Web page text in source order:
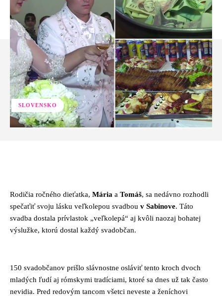
SLOVENSKO
Rodičia ročného dieťatka, Mária a Tomáš, sa nedávno rozhodli
spečaťiť svoju lásku veľkolepou svadbou v Sabinove. Táto
svadba dostala prívlastok „veľkolepá“ aj kvôli naozaj bohatej
výslužke, ktorú dostal každý svadobčan.
150 svadobčanov prišlo slávnostne osláviť tento kroch dvoch
mladých ľudí aj rómskymi tradíciami, ktoré sa dnes už tak často
nevidia. Pred redovým tancom všetci neveste a ženíchovi